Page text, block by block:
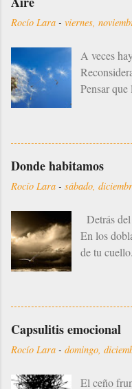
Rocío Lara - viernes,
A veces
Pensar
hubo. En
Bastante.
La miel no
La vida
pesada.
Tiempo.
Donde habitamos
Rocío Lara - sábado,
Detrás
En los
de tu
la
Capsulitis emocional
Rocío Lara - domingo,
El ceño